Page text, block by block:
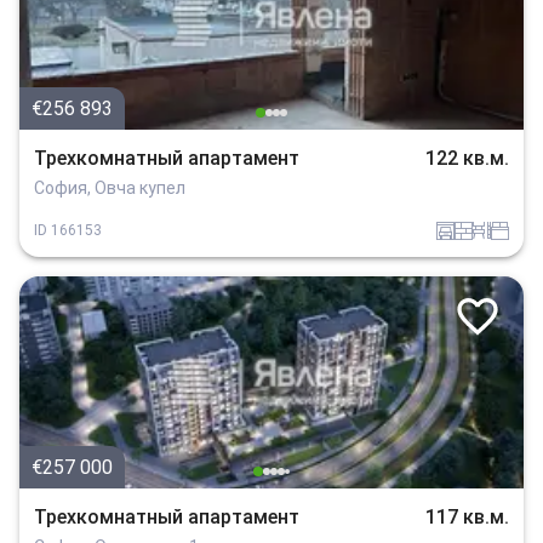
€256 893
Трехкомнатный апартамент 122 кв.м.
София, Овча купел
ID 166153 garajtuhlaobzavejdne_0spalnia
€257 000
Трехкомнатный апартамент 117 кв.м.